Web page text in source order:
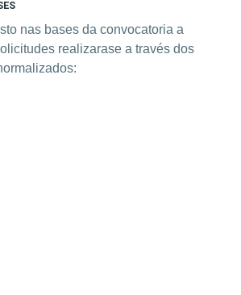
nas bases da convocatoria a
realizarase a través dos